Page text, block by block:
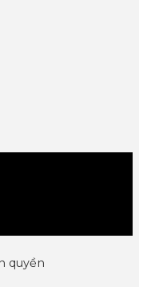
quyền